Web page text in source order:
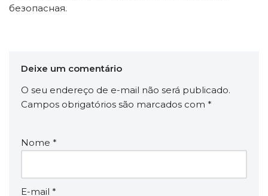
безопасная.
Deixe um comentário
O seu endereço de e-mail não será publicado.
Campos obrigatórios são marcados com *
Nome *
E-mail *